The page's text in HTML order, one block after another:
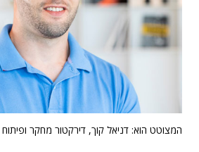
המצוטט הוא: דניאל קוך, דירקטור מחקר